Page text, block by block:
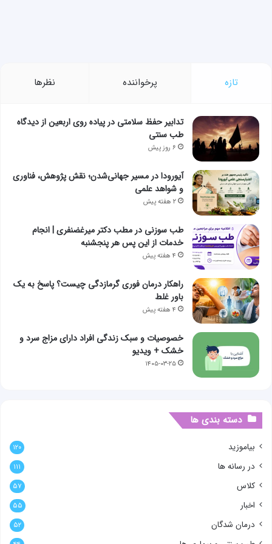
تازه پرخواننده نظرها
تدابیر حفظ سلامتی در پیاده روی اربعین از دیدگاه
طب سنتی
۶ روز پیش
آیورودا در مسیر جهانی‌شدن؛ نقش پژوهش، فناوری
و شواهد علمی
۲ هفته پیش
طب سوزنی در مطب دکتر میرغضنفری | انجام
خدمات از این پس هر پنجشنبه
۴ هفته پیش
راهکار درمان فوری گرمازدگی چیست؟ پاسخ به یک
باور غلط
۴ هفته پیش
خصوصیات و سبک زندگی افراد دارای مزاج سرد و
خشک + ویدیو
۱۴۰۵-۰۳-۲۵
دسته بندی ها
بیاموزید ۱۲۰
در رسانه ها ۱۱۱
کلاس ۵۷
اخبار ۵۵
درمان شدگان ۵۲